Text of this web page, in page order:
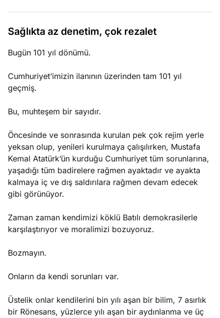
Temmuz
29,
şarkı
Yazıları
Sağlıkta az denetim, çok rezalet
Bugün 101 yıl dönümü.
Cumhuriyet’imizin ilanının üzerinden tam 101 yıl
geçmiş.
Bu, muhteşem bir sayıdır.
Öncesinde ve sonrasında kurulan pek çok rejim yerle
yeksan olup, yenileri kurulmaya çalışılırken, Mustafa
Kemal Atatürk’ün kurduğu Cumhuriyet tüm sorunlarına,
yaşadığı tüm badirelere rağmen ayaktadır ve ayakta
kalmaya iç ve dış saldırılara rağmen devam edecek
gibi görünüyor.
Zaman zaman kendimizi köklü Batılı demokrasilerle
karşılaştırıyor ve moralimizi bozuyoruz.
Bozmayın.
Onların da kendi sorunları var.
Üstelik onlar kendilerini bin yılı aşan bir bilim, 7 asırlık
bir Rönesans, yüzlerce yılı aşan bir aydınlanma ve üç